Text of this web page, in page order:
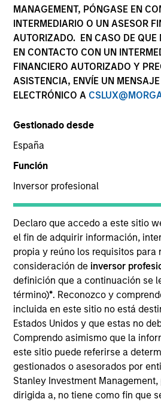
MANAGEMENT, PÓNGASE EN
INTERMEDIARIO O UN ASESOR
AUTORIZADO. EN CASO DE QUE
EN CONTACTO CON UN
FINANCIERO AUTORIZADO Y
ASISTENCIA, ENVÍE UN MENSAJE
ELECTRÓNICO A
Gestionado desde
España
Función
Inversor profesional
Declaro que accedo a este sitio
el fin de adquirir información,
propia y reúno los requisitos para
consideración de inversor
definición que a continuación se
término)*. Reconozco y
incluida en este sitio no está
Estados Unidos y que estas no
Comprendo asimismo que la
este sitio puede referirse a
gestionados o asesorados por
Stanley Investment Management,
dirigida a, no tiene como fin que
Nuestras
Inversiones
Soluciones de capital
privado, real estate,
y hedge funds